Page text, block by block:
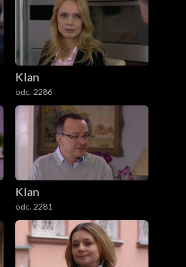
Klan
odc. 2286
Klan
odc. 2281